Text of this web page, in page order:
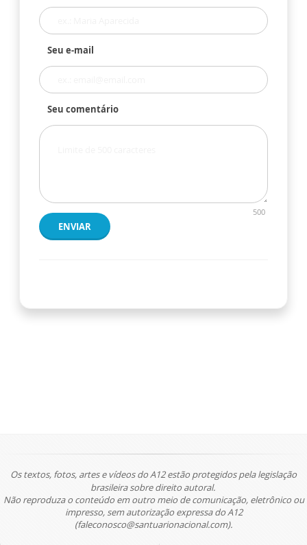
Seu e-mail
Seu comentário
500
ENVIAR
Os textos, fotos, artes e vídeos do A12 estão protegidos pela legislação
brasileira sobre direito autoral.
Não reproduza o conteúdo em outro meio de comunicação, eletrônico ou
impresso, sem autorização expressa do A12
(faleconosco@santuarionacional.com).